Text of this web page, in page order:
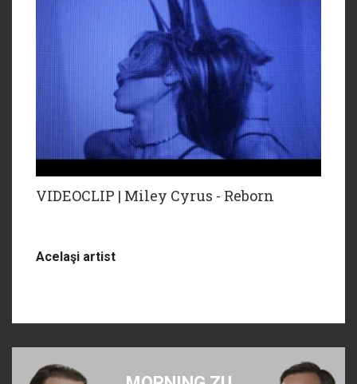
VIDEOCLIP | Miley Cyrus - Reborn
Acelaşi artist